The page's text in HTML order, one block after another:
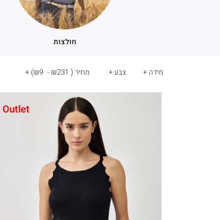
חולצות
מידה צבע מחיר (
₪231 - ₪9
)
Outlet